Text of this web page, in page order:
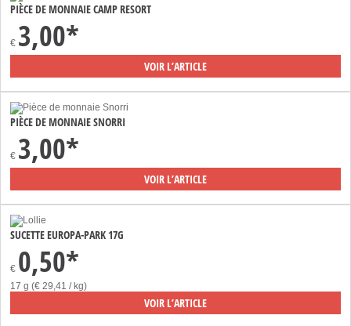
PIÈCE DE MONNAIE CAMP RESORT
€ 3,00*
VOIR L’ARTICLE
PIÈCE DE MONNAIE SNORRI
€ 3,00*
VOIR L’ARTICLE
SUCETTE EUROPA-PARK 17G
€ 0,50*
17 g (€ 29,41 / kg)
VOIR L’ARTICLE